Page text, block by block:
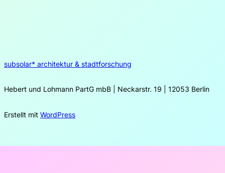
subsolar* architektur & stadtforschung
Hebert und Lohmann PartG mbB | Neckarstr. 19 | 12053 Berlin
Erstellt mit WordPress